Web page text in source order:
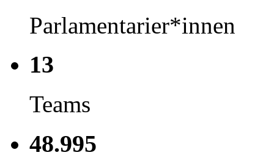
Parlamentarier*innen
13
Teams
48.995